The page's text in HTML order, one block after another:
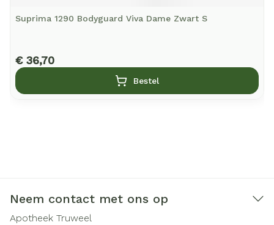
Suprima 1290 Bodyguard Viva Dame Zwart S
€ 36,70
Bestel
Neem contact met ons op
Apotheek Truweel